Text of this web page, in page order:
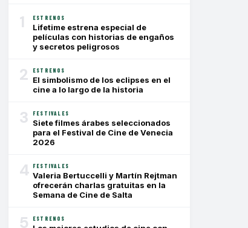
1 ESTRENOS
Lifetime estrena especial de
películas con historias de engaños
y secretos peligrosos
2 ESTRENOS
El simbolismo de los eclipses en el
cine a lo largo de la historia
3 FESTIVALES
Siete filmes árabes seleccionados
para el Festival de Cine de Venecia
2026
4 FESTIVALES
Valeria Bertuccelli y Martín Rejtman
ofrecerán charlas gratuitas en la
Semana de Cine de Salta
5 ESTRENOS